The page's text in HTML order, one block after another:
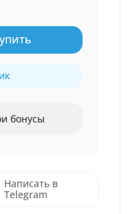
бонусы
Написать в
Telegram